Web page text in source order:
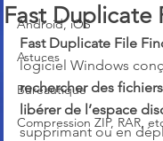
Android, iOS
Astuces
Bureautique
Compression ZIP, RAR,
Fast Duplicate
Fast Duplicate File
logiciel Windows
rechercher des
libérer de l’espace
supprimant ou en